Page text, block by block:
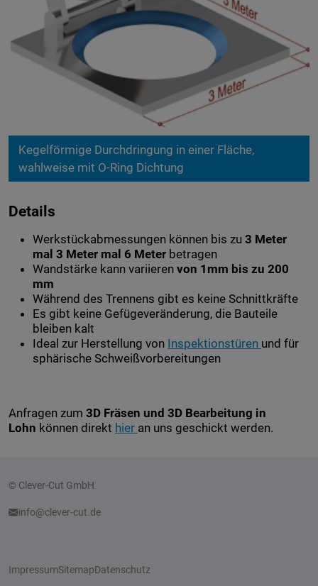
Kegelförmige Durchdringung in einer Fläche,
wahlweise mit O-Ring Dichtung
Details
Werkstückabmessungen können bis zu3 Meter
mal 3 Meter mal 6 Meter betragen
Wandstärke kann variierenvon 1mm bis zu 200
mm
Während des Trennens gibt es keine Schnittkräfte
Es gibt keine Gefügeveränderung, die Bauteile
bleiben kalt
Ideal zur Herstellung von Inspektionstüren und für
sphärische Schweißvorbereitungen
Anfragen zum 3D Fräsen und 3D Bearbeitung in
Lohn können direkt hier an uns geschickt werden.
© Clever-Cut GmbH
info@clever-cut.de
ImpressumSitemapDatenschutz